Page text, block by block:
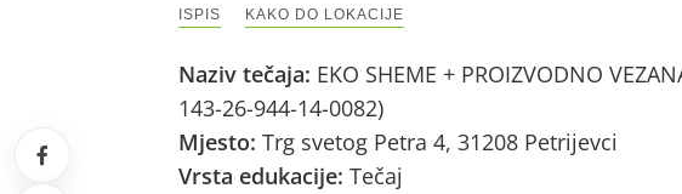
ISPIS KAKO DO LOKACIJE
Naziv tečaja: EKO SHEME + PROIZVODNO
143-26-944-14-0082)
Mjesto: Trg svetog Petra 4, 31208 Petrijevci
Vrsta edukacije: Tečaj